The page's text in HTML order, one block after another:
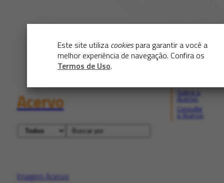
Este site utiliza cookiespara garantir a você a
melhor experiência de navegação. Confira os
Termos de Uso.
Acervo
Consulte
Imagem Acervo